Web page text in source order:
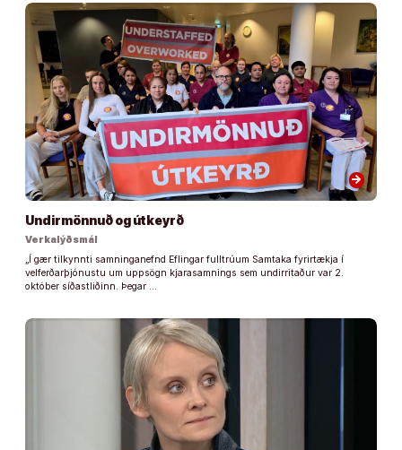
arrow_forward
Undirmönnuð og útkeyrð
Verkalýðsmál
„Í gær tilkynnti samninganefnd Eflingar fulltrúum Samtaka fyrirtækja í
velferðarþjónustu um uppsögn kjarasamnings sem undirritaður var 2.
október síðastliðinn. Þegar …